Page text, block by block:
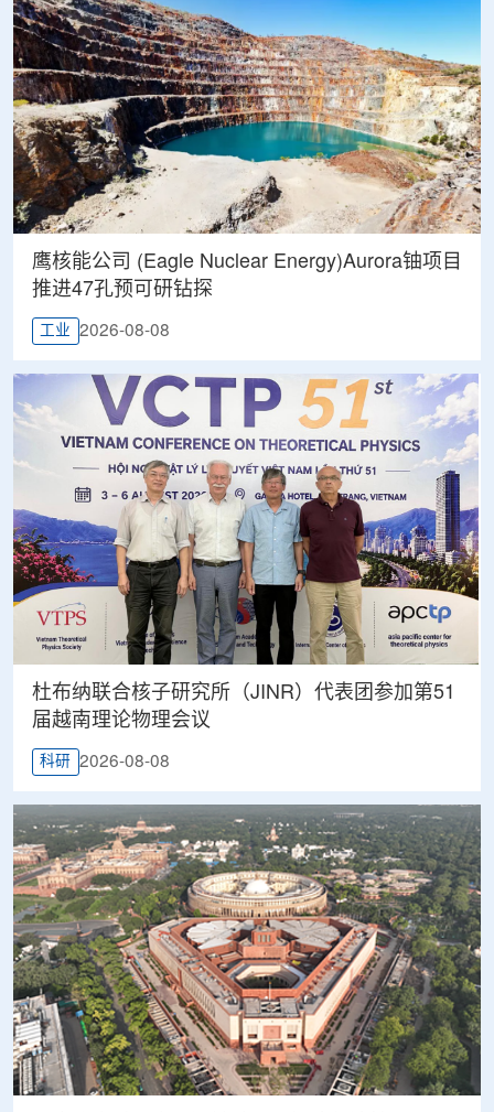
鹰核能公司 (Eagle Nuclear Energy)Aurora铀项目
推进47孔预可研钻探
工业 2026-08-08
杜布纳联合核子研究所（JINR）代表团参加第51
届越南理论物理会议
科研 2026-08-08